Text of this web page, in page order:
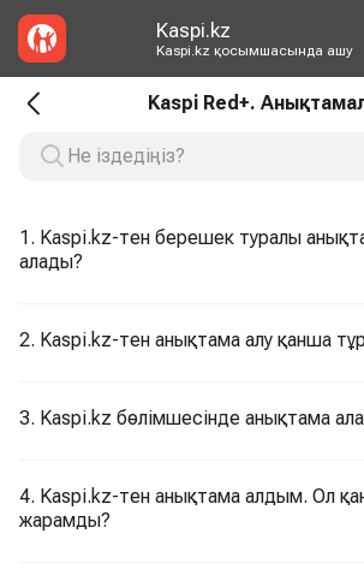
Kaspi.kz
Kaspi.kz қосымшасында ашу
Kaspi Red+.
1. Kaspi.kz-тен берешек туралы
алады?
2. Kaspi.kz-тен анықтама алу қанша
3. Kaspi.kz бөлімшесінде анықтама
4. Kaspi.kz-тен анықтама алдым. Ол
жарамды?